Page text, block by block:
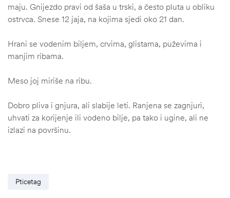
maju. Gnijezdo pravi od šaša u trski, a često pluta u obliku
ostrvca. Snese 12 jaja, na kojima sjedi oko 21 dan.
Hrani se vodenim biljem, crvima, glistama, puževima i
manjim ribama.
Meso joj miriše na ribu.
Dobro pliva i gnjura, ali slabije leti. Ranjena se zagnjuri,
uhvati za korijenje ili vodeno bilje, pa tako i ugine, ali ne
izlazi na površinu.
Pticetag